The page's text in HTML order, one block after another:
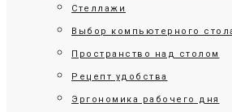
Стеллажи
Выбор компьютерного
Пространство над столом
Рецепт удобства
Эргономика рабочего дня